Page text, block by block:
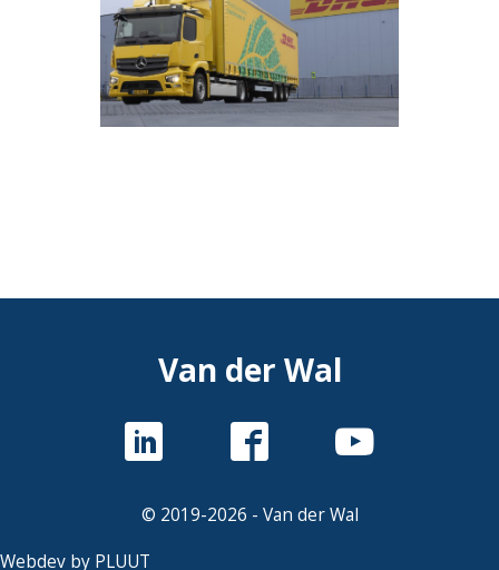
Van der Wal
© 2019-2026 - Van der Wal
Webdev by PLUUT